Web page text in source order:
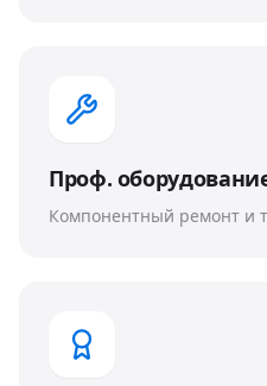
Проф.
Компонентный ремонт и